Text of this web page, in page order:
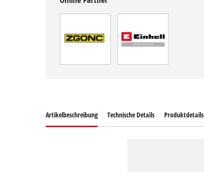
Artikelbeschreibung Technische Details Produktdetails